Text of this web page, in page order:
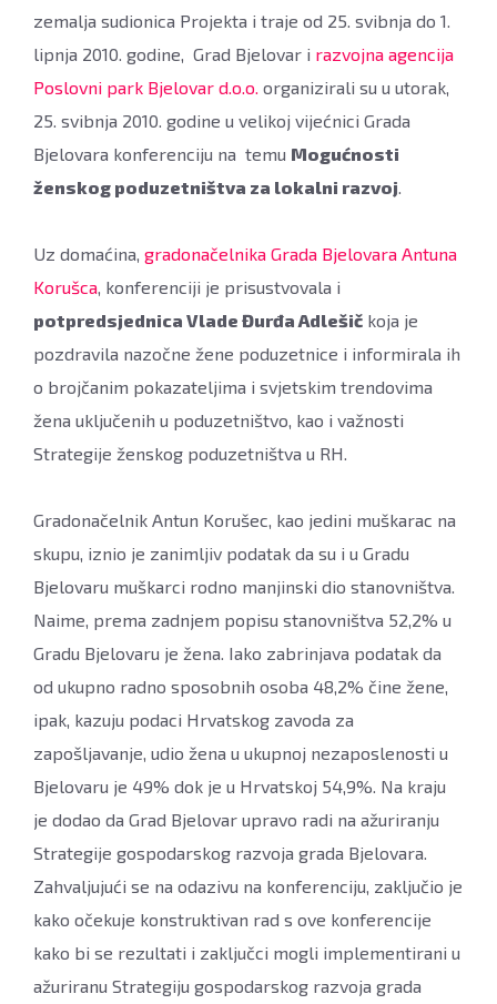
zemalja sudionica Projekta i traje od 25. svibnja do 1.
lipnja 2010. godine, Grad Bjelovar i razvojna agencija
Poslovni park Bjelovar d.o.o. organizirali su u utorak,
25. svibnja 2010. godine u velikoj vijećnici Grada
Bjelovara konferenciju na temu Mogućnosti
ženskog poduzetništva za lokalni razvoj.
Uz domaćina, gradonačelnika Grada Bjelovara Antuna
Korušca, konferenciji je prisustvovala i
potpredsjednica Vlade Đurđa Adlešič koja je
pozdravila nazočne žene poduzetnice i informirala ih
o brojčanim pokazateljima i svjetskim trendovima
žena uključenih u poduzetništvo, kao i važnosti
Strategije ženskog poduzetništva u RH.
Gradonačelnik Antun Korušec, kao jedini muškarac na
skupu, iznio je zanimljiv podatak da su i u Gradu
Bjelovaru muškarci rodno manjinski dio stanovništva.
Naime, prema zadnjem popisu stanovništva 52,2% u
Gradu Bjelovaru je žena. Iako zabrinjava podatak da
od ukupno radno sposobnih osoba 48,2% čine žene,
ipak, kazuju podaci Hrvatskog zavoda za
zapošljavanje, udio žena u ukupnoj nezaposlenosti u
Bjelovaru je 49% dok je u Hrvatskoj 54,9%. Na kraju
je dodao da Grad Bjelovar upravo radi na ažuriranju
Strategije gospodarskog razvoja grada Bjelovara.
Zahvaljujući se na odazivu na konferenciju, zaključio je
kako očekuje konstruktivan rad s ove konferencije
kako bi se rezultati i zaključci mogli implementirani u
ažuriranu Strategiju gospodarskog razvoja grada